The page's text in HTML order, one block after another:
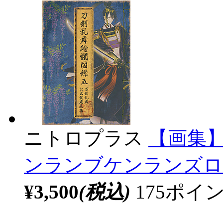
ニトロプラス
【画集
ンランブケンランズ
¥3,500(税込) 175ポイ